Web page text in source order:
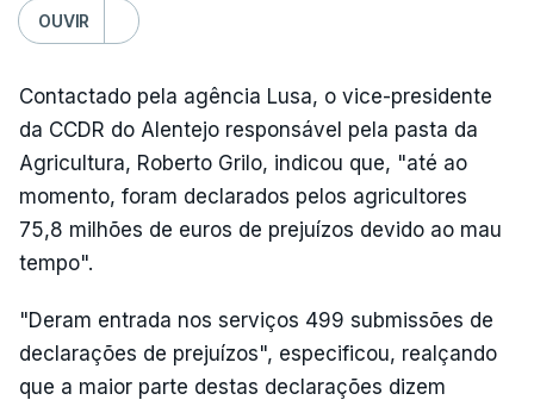
OUVIR
Contactado pela agência Lusa, o vice-presidente
da CCDR do Alentejo responsável pela pasta da
Agricultura, Roberto Grilo, indicou que, "até ao
momento, foram declarados pelos agricultores
75,8 milhões de euros de prejuízos devido ao mau
tempo".
"Deram entrada nos serviços 499 submissões de
declarações de prejuízos", especificou, realçando
que a maior parte destas declarações dizem